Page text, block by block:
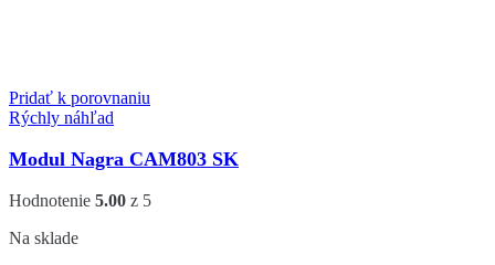
Pridať k porovnaniu
Rýchly náhľad
Modul Nagra CAM803 SK
Hodnotenie 5.00 z 5
Na sklade